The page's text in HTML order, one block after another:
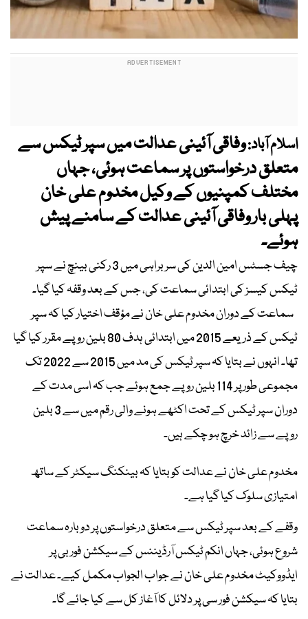
اسلام آباد:وفاقی آئینی عدالت میں سپر ٹیکس سے
متعلق درخواستوں پر سماعت ہوئی، جہاں
مختلف کمپنیوں کے وکیل مخدوم علی خان
پہلی بار وفاقی آئینی عدالت کے سامنے پیش
ہوئے۔
چیف جسٹس امین الدین کی سربراہی میں 3 رکنی بینچ نے سپر
ٹیکس کیسز کی ابتدائی سماعت کی، جس کے بعد وقفہ کیا گیا۔
سماعت کے دوران مخدوم علی خان نے مؤقف اختیار کیا کہ سپر
ٹیکس کے ذریعے 2015 میں ابتدائی ہدف 80 بلین روپے مقرر کیا گیا
تھا۔ انہوں نے بتایا کہ سپر ٹیکس کی مد میں 2015 سے 2022 تک
مجموعی طور پر 114 بلین روپے جمع ہوئے جب کہ اسی مدت کے
دوران سپر ٹیکس کے تحت اکٹھے ہونے والی رقم میں سے 3 بلین
روپے سے زائد خرچ ہو چکے ہیں۔
مخدوم علی خان نے عدالت کو بتایا کہ بینکنگ سیکٹر کے ساتھ
امتیازی سلوک کیا گیا ہے۔
وقفے کے بعد سپر ٹیکس سے متعلق درخواستوں پر دوبارہ سماعت
شروع ہوئی، جہاں انکم ٹیکس آرڈیننس کے سیکشن فور بی پر
ایڈووکیٹ مخدوم علی خان نے جواب الجواب مکمل کیے۔ عدالت نے
بتایا کہ سیکشن فور سی پر دلائل کا آغاز کل سے کیا جائے گا۔